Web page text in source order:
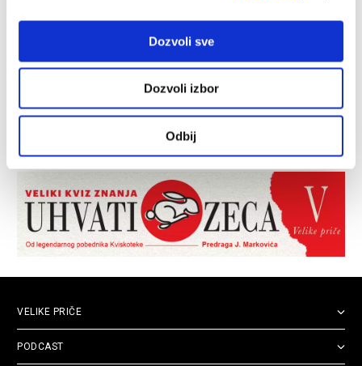
Dozvoli sve
Dozvoli izbor
Odbij
VELIKE PRIČE
PODCAST